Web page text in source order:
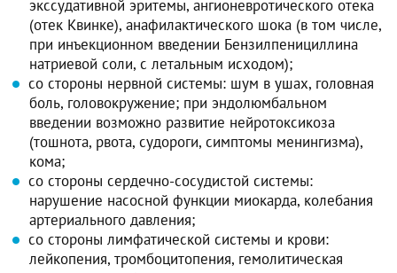
экссудативной эритемы, ангионевротического отека
(отек Квинке), анафилактического шока (в том числе,
при инъекционном введении Бензилпенициллина
натриевой соли, с летальным исходом);
со стороны нервной системы: шум в ушах, головная
боль, головокружение; при эндолюмбальном
введении возможно развитие нейротоксикоза
(тошнота, рвота, судороги, симптомы менингизма),
кома;
со стороны сердечно-сосудистой системы:
нарушение насосной функции миокарда, колебания
артериального давления;
со стороны лимфатической системы и крови:
лейкопения, тромбоцитопения, гемолитическая